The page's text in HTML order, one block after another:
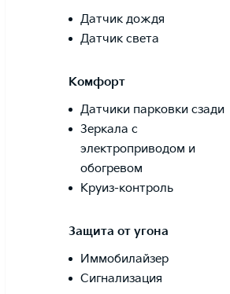
Датчик дождя
Датчик света
Комфорт
Датчики парковки сзади
Зеркала с
электроприводом и
обогревом
Круиз-контроль
Защита от угона
Иммобилайзер
Сигнализация